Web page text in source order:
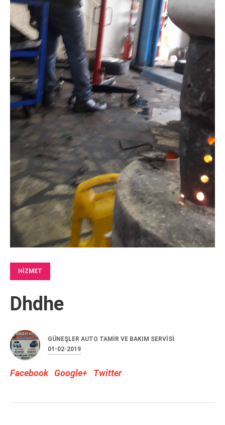
HIZMET
Dhdhe
GÜNEŞLER AUTO TAMIR VE BAKIM SERVISI
01-02-2019
Facebook Google+ Twitter